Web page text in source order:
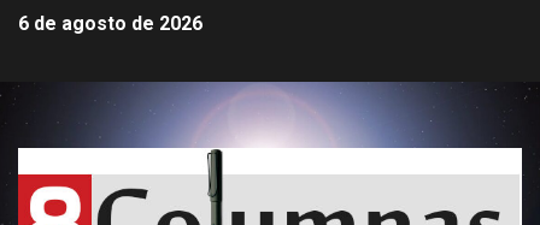
6 de agosto de 2026